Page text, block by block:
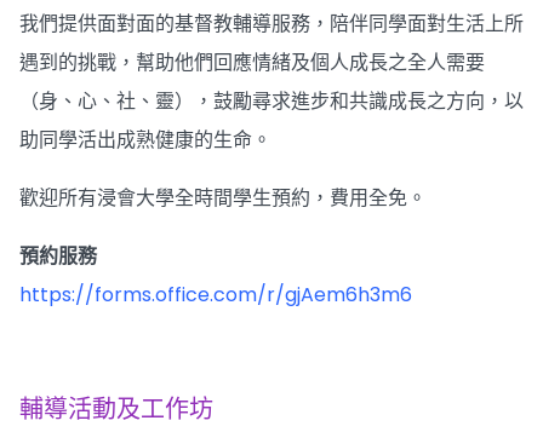
我們提供面對面的基督教輔導服務，陪伴同學面對生活上所
遇到的挑戰，幫助他們回應情緒及個人成長之全人需要
（身、心、社、靈），鼓勵尋求進步和共識成長之方向，以
助同學活出成熟健康的生命。
歡迎所有浸會大學全時間學生預約，費用全免。
預約服務
https://forms.office.com/r/gjAem6h3m6
輔導活動及工作坊